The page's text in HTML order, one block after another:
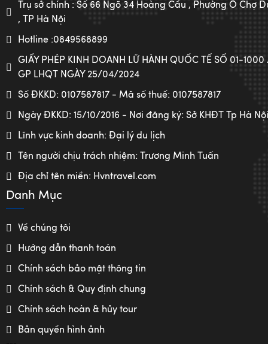
Trụ sở chính : Số 66 Ngõ 34 Hoàng Cầu , Phường Ô Chợ
, TP Hà Nội
Hotline :0849568899
GIẤY PHÉP KINH DOANH LỮ HÀNH QUỐC TẾ SỐ 01-
GP LHQT NGÀY 25/04/2024
Số ĐKKD: 0107587817 - Mã số thuế: 0107587817
Ngày ĐKKD: 15/10/2016 - Nơi đăng ký: Sở KHĐT Tp Hà Nội
Lĩnh vực kinh doanh: Đại lý du lịch
Tên người chịu trách nhiệm: Trương Minh Tuấn
Địa chỉ tên miền: Hvntravel.com
Danh Mục
Về chúng tôi
Hướng dẫn thanh toán
Chính sách bảo mật thông tin
Chính sách & Quy định chung
Chính sách hoàn & hủy tour
Bản quyền hình ảnh